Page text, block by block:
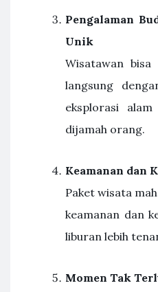
Pengalaman
Unik
Wisatawan bisa
langsung
eksplorasi
dijamah orang.
Keamanan dan
Paket wisata
keamanan dan
liburan lebih
Momen Tak